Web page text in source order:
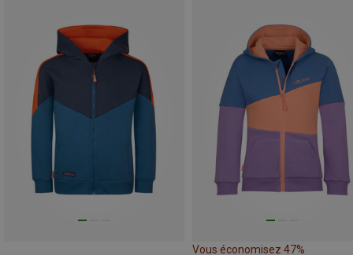
Vous économisez 47%